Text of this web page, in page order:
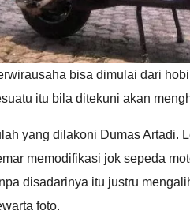
bisa dimulai dari
itu bila ditekuni akan
yang dilakoni Dumas Artadi.
memodifikasi jok sepeda
disadarinya itu justru
foto.